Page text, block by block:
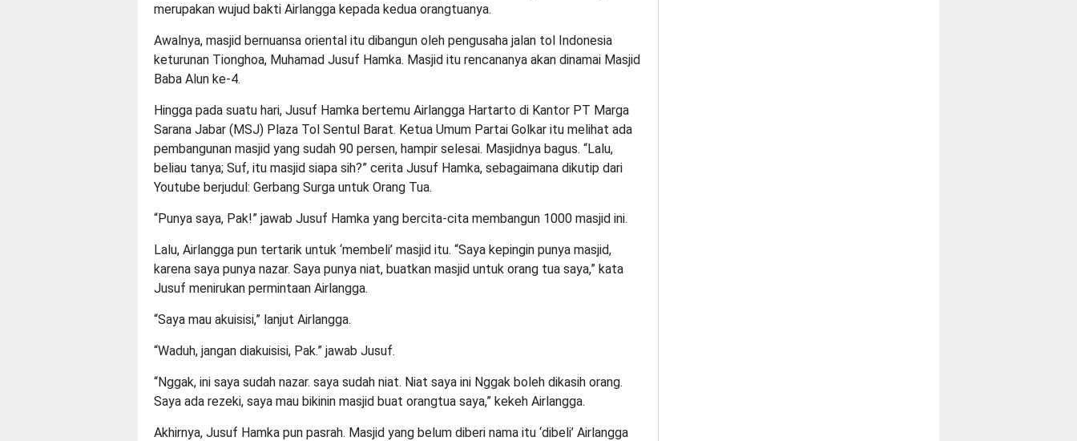
merupakan wujud bakti Airlangga kepada kedua orangtuanya.
Awalnya, masjid bernuansa oriental itu dibangun oleh pengusaha jalan tol Indonesia
keturunan Tionghoa, Muhamad Jusuf Hamka. Masjid itu rencananya akan dinamai Masjid
Baba Alun ke-4.
Hingga pada suatu hari, Jusuf Hamka bertemu Airlangga Hartarto di Kantor PT Marga
Sarana Jabar (MSJ) Plaza Tol Sentul Barat. Ketua Umum Partai Golkar itu melihat ada
pembangunan masjid yang sudah 90 persen, hampir selesai. Masjidnya bagus. “Lalu,
beliau tanya; Suf, itu masjid siapa sih?” cerita Jusuf Hamka, sebagaimana dikutip dari
Youtube berjudul: Gerbang Surga untuk Orang Tua.
“Punya saya, Pak!” jawab Jusuf Hamka yang bercita-cita membangun 1000 masjid ini.
Lalu, Airlangga pun tertarik untuk ‘membeli’ masjid itu. “Saya kepingin punya masjid,
karena saya punya nazar. Saya punya niat, buatkan masjid untuk orang tua saya,” kata
Jusuf menirukan permintaan Airlangga.
“Saya mau akuisisi,” lanjut Airlangga.
“Waduh, jangan diakuisisi, Pak.” jawab Jusuf.
“Nggak, ini saya sudah nazar. saya sudah niat. Niat saya ini Nggak boleh dikasih orang.
Saya ada rezeki, saya mau bikinin masjid buat orangtua saya,” kekeh Airlangga.
Akhirnya, Jusuf Hamka pun pasrah. Masjid yang belum diberi nama itu ‘dibeli’ Airlangga